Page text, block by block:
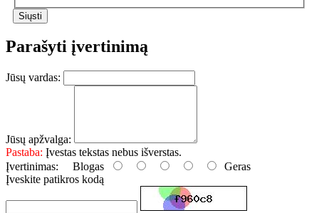
Parašyti įvertinimą
Jūsų vardas:
Jūsų apžvalga:
Pastaba: Įvestas tekstas nebus išverstas.
Įvertinimas: Blogas
Geras
Įveskite patikros kodą